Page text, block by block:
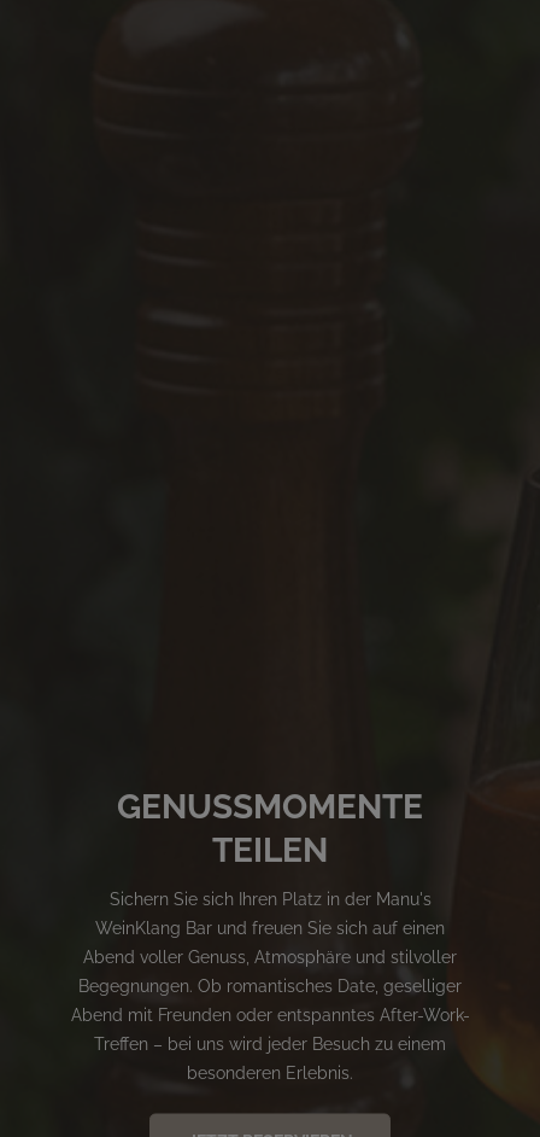
GENUSSMOMENTE
TEILEN
Sichern Sie sich Ihren Platz in der Manu's
WeinKlang Bar und freuen Sie sich auf einen
Abend voller Genuss, Atmosphäre und stilvoller
Begegnungen. Ob romantisches Date, geselliger
Abend mit Freunden oder entspanntes After-Work-
Treffen – bei uns wird jeder Besuch zu einem
besonderen Erlebnis.